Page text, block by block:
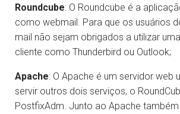
Roundcube: O Roundcube é a
como webmail. Para que os usuários
mail não sejam obrigados a utilizar
cliente como Thunderbird ou Outlook;
Apache: O Apache é um servidor web
servir outros dois serviços, o
PostfixAdm. Junto ao Apache